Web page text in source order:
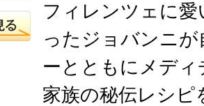
フィレンツェに
ったジョバンニ
ーとともにメデ
家族の秘伝レシピ